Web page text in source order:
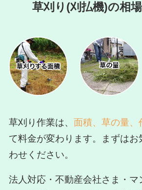
草刈り(刈払機)の相
草刈り作業は、 面積、草の量、
て料金が変わります。まずはお
わせください。
法人対応・不動産会社さま・マ